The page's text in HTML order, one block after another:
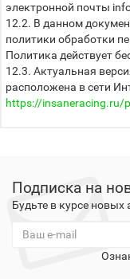
электронной почты
12.2. В данном
политики обработки
Политика действует
12.3. Актуальная
расположена в сети
https://insaneracing.ru/
Подписка на
Будьте в курсе